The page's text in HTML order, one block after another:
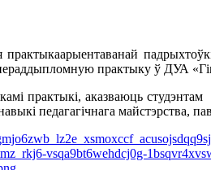
практыку ў ДУА
практыкі, аказваюць
педагагічнага майстэрства,